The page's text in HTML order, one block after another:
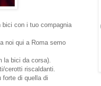
bici con i tuo compagnia
noi qui a Roma semo
la bici da corsa).
cerotti riscaldanti.
forte di quella di